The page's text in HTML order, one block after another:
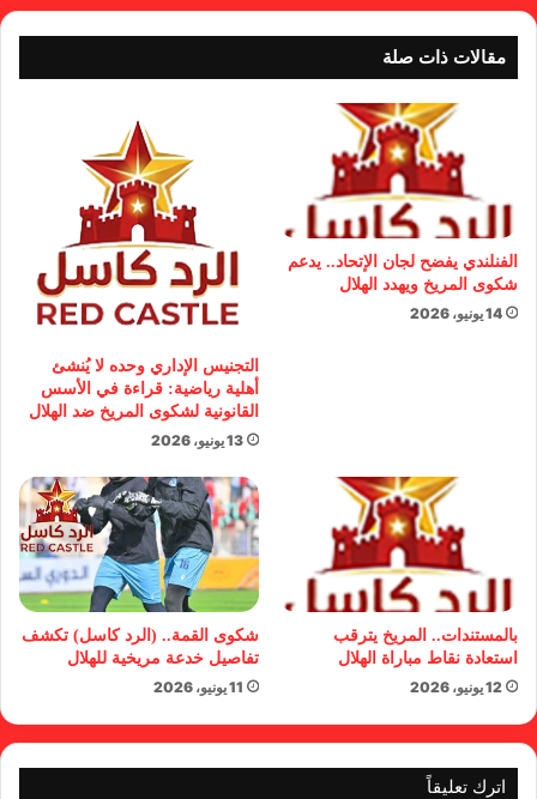
مقالات ذات صلة
الفنلندي يفضح لجان الإتحاد.. يدعم
شكوى المريخ ويهدد الهلال
14 يونيو، 2026
التجنيس الإداري وحده لا يُنشئ
أهلية رياضية: قراءة في الأسس
القانونية لشكوى المريخ ضد الهلال
13 يونيو، 2026
بالمستندات.. المريخ يترقب
استعادة نقاط مباراة الهلال
12 يونيو، 2026
شكوى القمة.. (الرد كاسل) تكشف
تفاصيل خدعة مريخية للهلال
11 يونيو، 2026
اترك تعليقاً